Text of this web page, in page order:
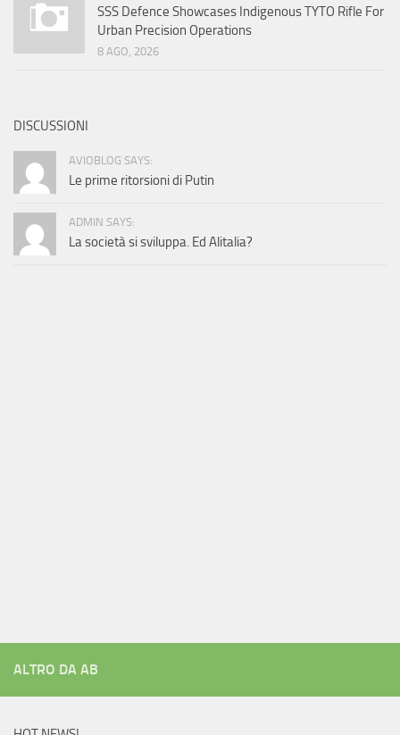
SSS Defence Showcases Indigenous TYTO Rifle For
Urban Precision Operations
8 AGO, 2026
DISCUSSIONI
AVIOBLOG SAYS:
Le prime ritorsioni di Putin
ADMIN SAYS:
La società si sviluppa. Ed Alitalia?
ALTRO DA AB